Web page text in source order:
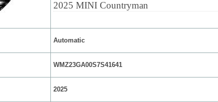
2025 MINI Countryman
Automatic
WMZ23GA00S7S41641
2025